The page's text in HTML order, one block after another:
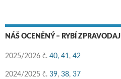
NÁŠ OCENĚNÝ – RYBÍ ZPRAVODAJ
2025/2026 č. 40, 41, 42
2024/2025 č. 39, 38, 37